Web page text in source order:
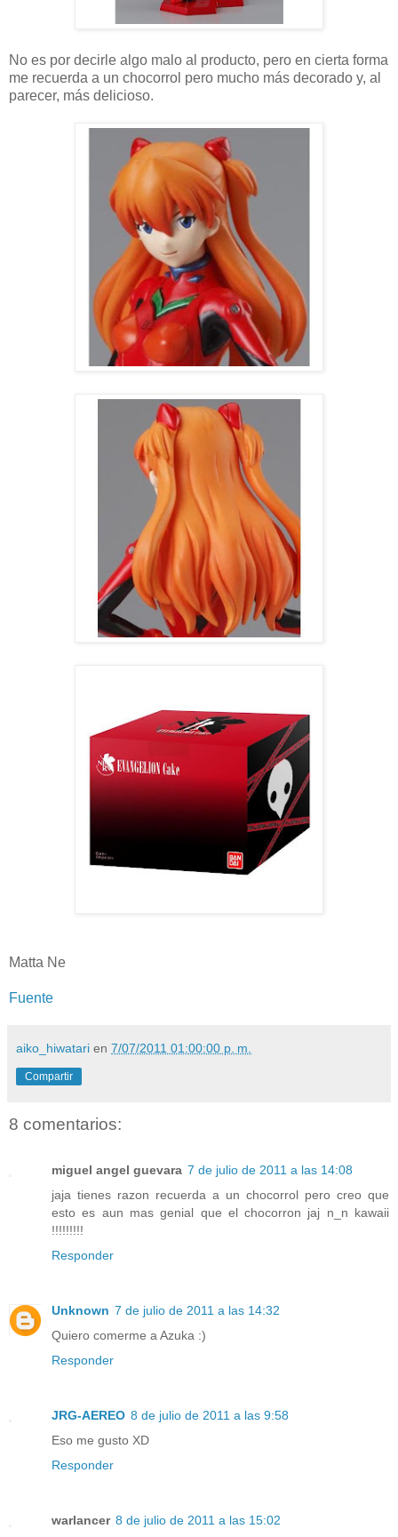
No es por decirle algo malo al producto, pero en cierta forma
me recuerda a un chocorrol pero mucho más decorado y, al
parecer, más delicioso.
Matta Ne
Fuente
aiko_hiwatari en 7/07/2011 01:00:00 p. m.
Compartir
8 comentarios:
miguel angel guevara 7 de julio de 2011 a las 14:08
jaja tienes razon recuerda a un chocorrol pero creo que
esto es aun mas genial que el chocorron jaj n_n kawaii
!!!!!!!!!
Responder
Unknown 7 de julio de 2011 a las 14:32
Quiero comerme a Azuka :)
Responder
JRG-AEREO 8 de julio de 2011 a las 9:58
Eso me gusto XD
Responder
warlancer 8 de julio de 2011 a las 15:02